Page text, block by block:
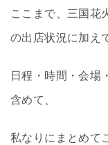
ここまで、三国花
の出店状況に加え
日程・時間・会場
含めて、
私なりにまとめて